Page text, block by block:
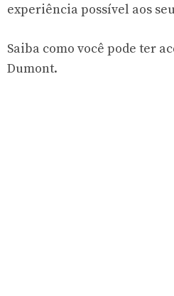
experiência possível aos
Saiba como você pode ter
Dumont.